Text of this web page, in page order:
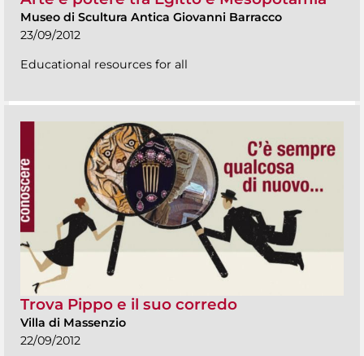
Museo di Scultura Antica Giovanni Barracco
23/09/2012
Educational resources for all
Trova Pippo e il suo corredo
Villa di Massenzio
22/09/2012